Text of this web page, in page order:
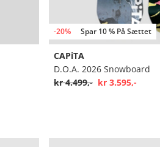
-20% Spar 10 % På Sættet
CAPiTA
D.O.A. 2026 Snowboard
kr 4.499,- kr 3.595,-